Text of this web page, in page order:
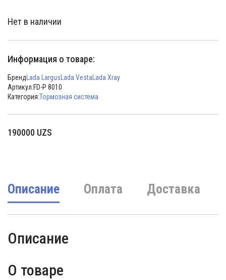
Нет в наличии
Информация о товаре:
Бренд Lada Largus Lada Vesta Lada Xray
Артикул:FD-P 8010
Категория:Тормозная система
190000 UZS
Описание Оплата Доставка
Описание
О товаре